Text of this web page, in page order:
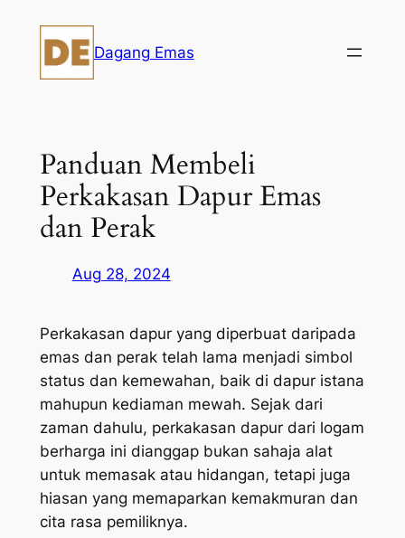
content
Dagang Emas
Panduan Membeli
Perkakasan Dapur Emas
dan Perak
Aug 28, 2024
Perkakasan dapur yang diperbuat daripada
emas dan perak telah lama menjadi simbol
status dan kemewahan, baik di dapur istana
mahupun kediaman mewah. Sejak dari
zaman dahulu, perkakasan dapur dari logam
berharga ini dianggap bukan sahaja alat
untuk memasak atau hidangan, tetapi juga
hiasan yang memaparkan kemakmuran dan
cita rasa pemiliknya.